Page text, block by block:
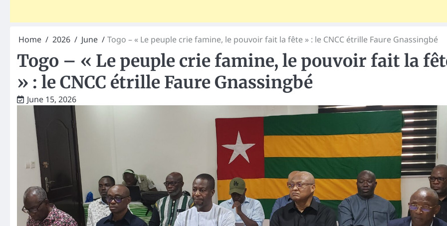
Home 2026 June Togo – « Le peuple crie famine, le pouvoir fait la fête » : le CNCC étrille Faure Gnassingbé
Togo – « Le peuple crie famine, le pouvoir fait la
» : le CNCC étrille Faure Gnassingbé
June 15, 2026